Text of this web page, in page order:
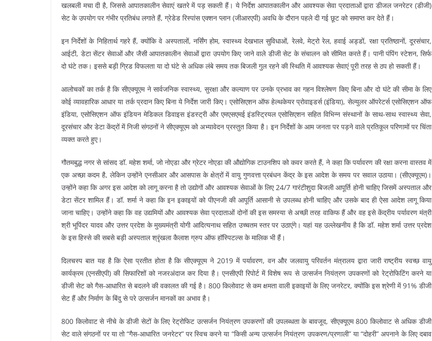
खलबली मचा दी है, जिससे आपातकालीन सेवाएं खतरे में पड़ सकती हैं। ये निर्देश आपातकालीन और आवश्यक सेवा प्रदाताओं द्वारा डीजल जनरेटर (डीजी)
सेट के उपयोग पर गंभीर प्रतिबंध लगाते हैं, ग्रेडेड रिस्पांस एक्शन प्लान (जीआरएपी) अवधि के दौरान पहले दी गई छूट को समाप्त कर देते हैं।
इन निर्देशों के निहितार्थ गहरे हैं, क्योंकि वे अस्पतालों, नर्सिंग होम, स्वास्थ्य देखभाल सुविधाओं, रेलवे, मेट्रो रेल, हवाई अड्डों, रक्षा प्रतिष्ठानों, दूरसंचार,
आईटी, डेटा सेंटर सेवाओं और जैसी आपातकालीन सेवाओं द्वारा उपयोग किए जाने वाले डीजी सेट के संचालन को सीमित करते हैं। पानी पंपिंग स्टेशन, सिर्फ
दो घंटे तक। इससे बड़ी ग्रिड विफलता या दो घंटे से अधिक लंबे समय तक बिजली गुल रहने की स्थिति में आवश्यक सेवाएं पूरी तरह से ठप हो सकती हैं।
आलोचकों का तर्क है कि सीएक्यूएम ने सार्वजनिक स्वास्थ्य, सुरक्षा और कल्याण पर उनके प्रभाव का गहन विश्लेषण किए बिना और दो घंटे की सीमा के लिए
कोई व्यावहारिक आधार या तर्क प्रदान किए बिना ये निर्देश जारी किए। एसोसिएशन ऑफ हेल्थकेयर प्रोवाइडर्स (इंडिया), सेल्युलर ऑपरेटर्स एसोसिएशन ऑफ
इंडिया, एसोसिएशन ऑफ इंडियन मेडिकल डिवाइस इंडस्ट्री और एमएसएमई इंडस्ट्रियल एसोसिएशन सहित विभिन्न संस्थानों के साथ-साथ स्वास्थ्य सेवा,
दूरसंचार और डेटा केंद्रों में निजी संगठनों ने सीएक्यूएम को अभ्यावेदन प्रस्तुत किया है। इन निर्देशों के आम जनता पर पड़ने वाले प्रतिकूल परिणामों पर चिंता
व्यक्त करते हुए।
गौतमबुद्ध नगर से सांसद डॉ. महेश शर्मा, जो नोएडा और ग्रेटर नोएडा की औद्योगिक टाउनशिप को कवर करते हैं, ने कहा कि पर्यावरण की रक्षा करना वास्तव में
एक अच्छा कदम है, लेकिन उन्होंने एनसीआर और आसपास के क्षेत्रों में वायु गुणवत्ता प्रबंधन केंद्र के इस आदेश के समय पर सवाल उठाया। (सीएक्यूएम)।
उन्होंने कहा कि अगर इस आदेश को लागू करना है तो उद्योगों और आवश्यक सेवाओं के लिए 24/7 गारंटीशुदा बिजली आपूर्ति होनी चाहिए जिसमें अस्पताल और
डेटा सेंटर शामिल हैं। डॉ. शर्मा ने कहा कि इन इकाइयों को पीएनजी की आपूर्ति आसानी से उपलब्ध होनी चाहिए और उसके बाद ही ऐसा आदेश लागू किया
जाना चाहिए। उन्होंने कहा कि वह उद्यमियों और आवश्यक सेवा प्रदाताओं दोनों की इस समस्या से अच्छी तरह वाकिफ हैं और वह इसे केंद्रीय पर्यावरण मंत्री
श्री भूपिंदर यादव और उत्तर प्रदेश के मुख्यमंत्री योगी आदित्यनाथ सहित उच्चतम स्तर पर उठाएंगे। यहां यह उल्लेखनीय है कि डॉ. महेश शर्मा उत्तर प्रदेश
के इस हिस्से की सबसे बड़ी अस्पताल श्रृंखला कैलाश ग्रुप ऑफ हॉस्पिटल्स के मालिक भी हैं।
दिलचस्प बात यह है कि ऐसा प्रतीत होता है कि सीएक्यूएम ने 2019 में पर्यावरण, वन और जलवायु परिवर्तन मंत्रालय द्वारा जारी राष्ट्रीय स्वच्छ वायु
कार्यक्रम (एनसीएपी) की सिफारिशों को नजरअंदाज कर दिया है। एनसीएपी रिपोर्ट में विशेष रूप से उत्सर्जन नियंत्रण उपकरणों को रेट्रोफिटिंग करने या
डीजी सेट को गैस-आधारित से बदलने की वकालत की गई है। 800 किलोवाट से कम क्षमता वाली इकाइयों के लिए जनरेटर, क्योंकि इस श्रेणी में 91% डीजी
सेट हैं और निर्माण के बिंदु से परे उत्सर्जन मानकों का अभाव है।
800 किलोवाट से नीचे के डीजी सेटों के लिए रेट्रोफिट उत्सर्जन नियंत्रण उपकरणों की उपलब्धता के बावजूद, सीएक्यूएम 800 किलोवाट से अधिक डीजी
सेट वाले संगठनों पर या तो “गैस-आधारित जनरेटर” पर स्विच करने या “किसी अन्य उत्सर्जन नियंत्रण उपकरण/प्रणाली” या “दोहरी” अपनाने के लिए दबाव